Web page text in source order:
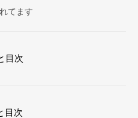
てます
目次
目次